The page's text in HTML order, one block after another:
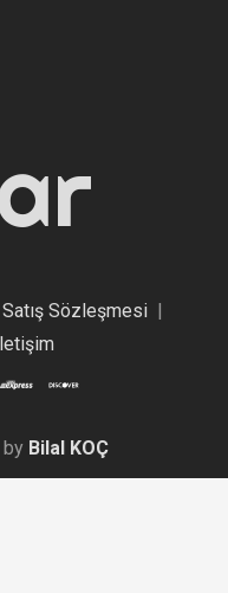
Sözleşmesi|
Bilal KOÇ